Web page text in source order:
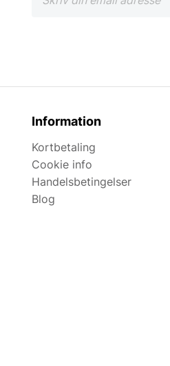
Information
Kortbetaling
Cookie info
Handelsbetingelser
Blog